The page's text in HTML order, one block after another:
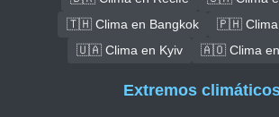
🇹🇭 Clima en Bangkok
🇵🇭 Clima
🇺🇦 Clima en Kyiv
🇦🇴 Clima en
Extremos